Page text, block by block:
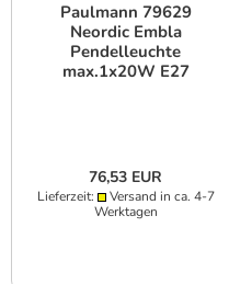
Paulmann 79629
Neordic Embla
Pendelleuchte
max.1x20W E27
76,53 EUR
Lieferzeit:
Versand in ca. 4-7
Werktagen